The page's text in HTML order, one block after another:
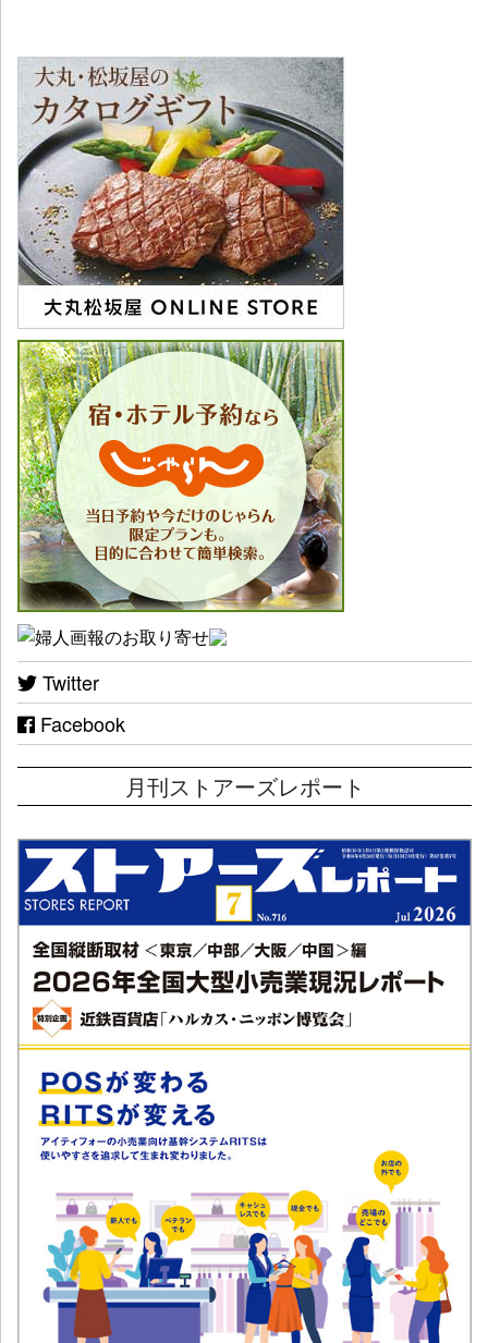
Twitter
Facebook
月刊ストアーズレポート